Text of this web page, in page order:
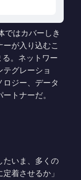
ではカバーしき
が入り込むこ
。ネットワー
テグレーショ
ジー、データ
トナーだ。
たいま、多くの
着させるか」